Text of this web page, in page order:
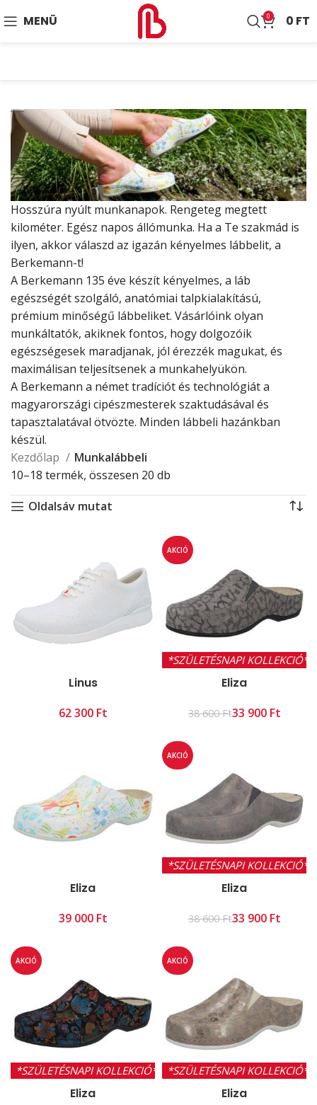
MENÜ 0 0 FT
Hosszúra nyúlt munkanapok. Rengeteg megtett
kilométer. Egész napos állómunka. Ha a Te szakmád is
ilyen, akkor válaszd az igazán kényelmes lábbelit, a
Berkemann-t!
A Berkemann 135 éve készít kényelmes, a láb
egészségét szolgáló, anatómiai talpkialakítású,
prémium minőségű lábbeliket. Vásárlóink olyan
munkáltatók, akiknek fontos, hogy dolgozóik
egészségesek maradjanak, jól érezzék magukat, és
maximálisan teljesítsenek a munkahelyükön.
A Berkemann a német tradíciót és technológiát a
magyarországi cipészmesterek szaktudásával és
tapasztalatával ötvözte. Minden lábbeli hazánkban
készül.
Kezdőlap
Munkalábbeli
10–18 termék, összesen 20 db
Oldalsáv mutat
Linus
Ft
AKCIÓ
*SZÜLETÉSNAPI KOLLEKCIÓ*
Eliza
38 600Ft33 900 Ft
Eliza
Ft
AKCIÓ
*SZÜLETÉSNAPI KOLLEKCIÓ*
Eliza
38 600Ft33 900 Ft
AKCIÓ
*SZÜLETÉSNAPI KOLLEKCIÓ*
Eliza
AKCIÓ
*SZÜLETÉSNAPI KOLLEKCIÓ*
Eliza